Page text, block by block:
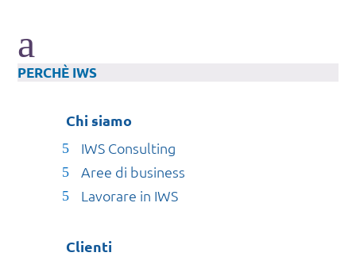
a
PERCHÈ IWS
Chi siamo
IWS Consulting
Aree di business
Lavorare in IWS
Clienti